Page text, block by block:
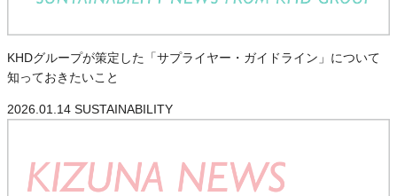
KHDグループが策定した「サプライヤー・ガイドライン」について
知っておきたいこと
2026.01.14 SUSTAINABILITY